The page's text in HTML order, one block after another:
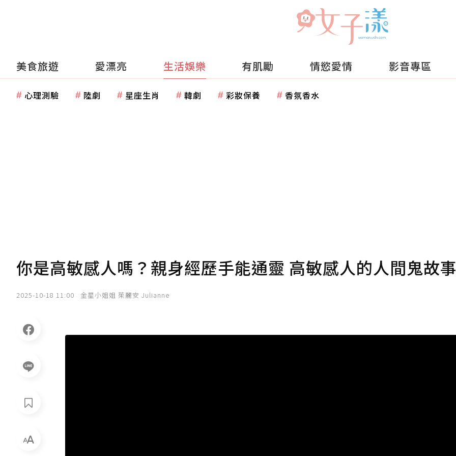
美食旅遊 愛漂亮 生活娛樂 有肌勵 情慾愛情 影音專區
心理測驗 陸劇 星座生肖 韓劇 彩妝保養 香氛香水
你是高敏感人嗎？親身經歷手能通靈 高敏感人的人間鬼故
2025-10-18 11:00 金星小姐姐 茱麗安 Julianne